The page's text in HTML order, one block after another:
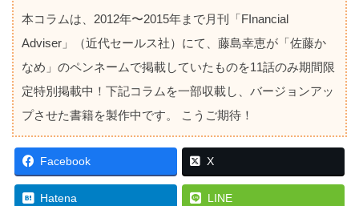
本コラムは、2012年〜2015年まで月刊「FInancial
Adviser」（近代セールス社）にて、藤島幸恵が「佐藤か
なめ」のペンネームで掲載していたものを11話のみ期間限
定特別掲載中！下記コラムを一部収載し、バージョンアッ
プさせた書籍を製作中です。 こうご期待！
Facebook X
Hatena LINE